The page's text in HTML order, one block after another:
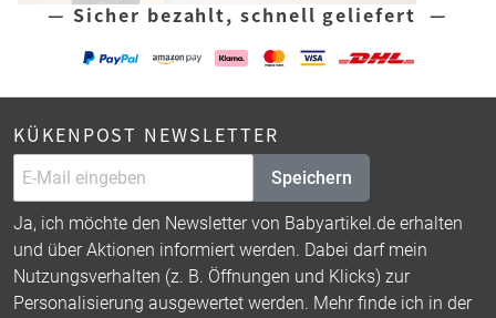
— Sicher bezahlt, schnell geliefert —
KÜKENPOST NEWSLETTER
Speichern
Ja, ich möchte den Newsletter von Babyartikel.de erhalten
und über Aktionen informiert werden. Dabei darf mein
Nutzungsverhalten (z. B. Öffnungen und Klicks) zur
Personalisierung ausgewertet werden. Mehr finde ich in der